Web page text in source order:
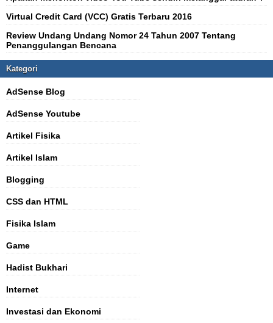
Virtual Credit Card (VCC) Gratis Terbaru 2016
Review Undang Undang Nomor 24 Tahun 2007 Tentang
Penanggulangan Bencana
Kategori
AdSense Blog
AdSense Youtube
Artikel Fisika
Artikel Islam
Blogging
CSS dan HTML
Fisika Islam
Game
Hadist Bukhari
Internet
Investasi dan Ekonomi